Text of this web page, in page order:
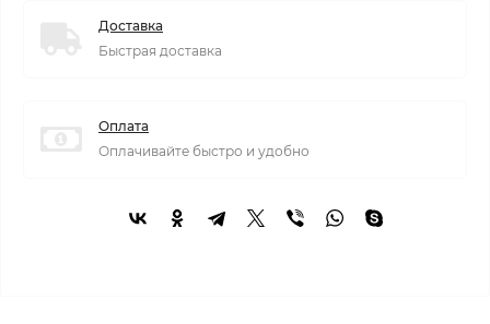
Доставка
Быстрая доставка
Оплата
Оплачивайте быстро и удобно